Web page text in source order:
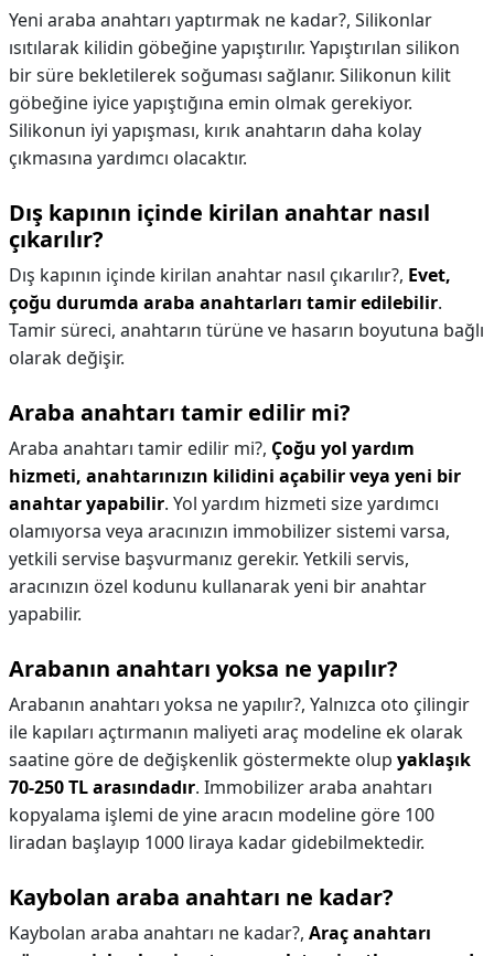
Yeni araba anahtarı yaptırmak ne kadar?, Silikonlar
ısıtılarak kilidin göbeğine yapıştırılır. Yapıştırılan silikon
bir süre bekletilerek soğuması sağlanır. Silikonun kilit
göbeğine iyice yapıştığına emin olmak gerekiyor.
Silikonun iyi yapışması, kırık anahtarın daha kolay
çıkmasına yardımcı olacaktır.
Dış kapının içinde kirilan anahtar nasıl
çıkarılır?
Dış kapının içinde kirilan anahtar nasıl çıkarılır?, Evet,
çoğu durumda araba anahtarları tamir edilebilir.
Tamir süreci, anahtarın türüne ve hasarın boyutuna bağlı
olarak değişir.
Araba anahtarı tamir edilir mi?
Araba anahtarı tamir edilir mi?, Çoğu yol yardım
hizmeti, anahtarınızın kilidini açabilir veya yeni bir
anahtar yapabilir. Yol yardım hizmeti size yardımcı
olamıyorsa veya aracınızın immobilizer sistemi varsa,
yetkili servise başvurmanız gerekir. Yetkili servis,
aracınızın özel kodunu kullanarak yeni bir anahtar
yapabilir.
Arabanın anahtarı yoksa ne yapılır?
Arabanın anahtarı yoksa ne yapılır?, Yalnızca oto çilingir
ile kapıları açtırmanın maliyeti araç modeline ek olarak
saatine göre de değişkenlik göstermekte olup yaklaşık
70-250 TL arasındadır. Immobilizer araba anahtarı
kopyalama işlemi de yine aracın modeline göre 100
liradan başlayıp 1000 liraya kadar gidebilmektedir.
Kaybolan araba anahtarı ne kadar?
Kaybolan araba anahtarı ne kadar?, Araç anahtarı